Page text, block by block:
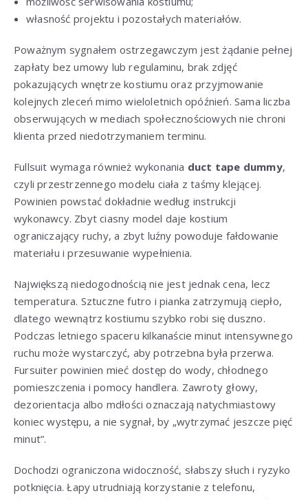
własność projektu i pozostałych materiałów.
Poważnym sygnałem ostrzegawczym jest żądanie pełnej
zapłaty bez umowy lub regulaminu, brak zdjęć
pokazujących wnętrze kostiumu oraz przyjmowanie
kolejnych zleceń mimo wieloletnich opóźnień. Sama liczba
obserwujących w mediach społecznościowych nie chroni
klienta przed niedotrzymaniem terminu.
Fullsuit wymaga również wykonania duct tape dummy,
czyli przestrzennego modelu ciała z taśmy klejącej.
Powinien powstać dokładnie według instrukcji
wykonawcy. Zbyt ciasny model daje kostium
ograniczający ruchy, a zbyt luźny powoduje fałdowanie
materiału i przesuwanie wypełnienia.
Największą niedogodnością nie jest jednak cena, lecz
temperatura. Sztuczne futro i pianka zatrzymują ciepło,
dlatego wewnątrz kostiumu szybko robi się duszno.
Podczas letniego spaceru kilkanaście minut intensywnego
ruchu może wystarczyć, aby potrzebna była przerwa.
Fursuiter powinien mieć dostęp do wody, chłodnego
pomieszczenia i pomocy handlera. Zawroty głowy,
dezorientacja albo mdłości oznaczają natychmiastowy
koniec występu, a nie sygnał, by „wytrzymać jeszcze pięć
minut”.
Dochodzi ograniczona widoczność, słabszy słuch i ryzyko
potknięcia. Łapy utrudniają korzystanie z telefonu,